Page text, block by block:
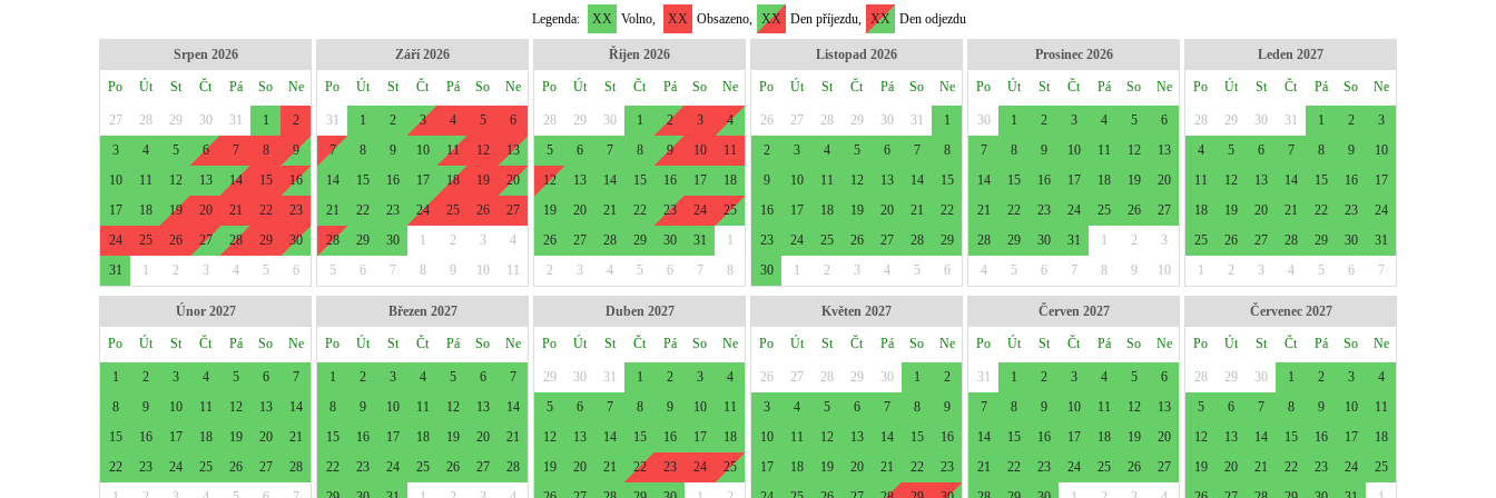
Legenda: XX Volno, XX Obsazeno, XX Den příjezdu, XX Den odjezdu
Srpen 2026
Po Út St Čt Pá So Ne
27 28 29 30 31 1
2
3
4 5 6 7 8
9
10
11 12 13 14 15
16
17
18 19 20 21 22
23
24
25 26 27 28 29
30
31
1 2 3 4 5 6
Září 2026
Po Út St Čt Pá So Ne
31 1 2 3 4 5
6
7
8 9 10 11 12
13
14
15 16 17 18 19
20
21
22 23 24 25 26
27
28
29 30 1 2 3
4
5
6 7 8 9 10 11
Říjen 2026
Po Út St Čt Pá So Ne
28 29 30 1 2 3
4
5
6 7 8 9 10
11
12
13 14 15 16 17
18
19
20 21 22 23 24
25
26
27 28 29 30 31
1
2
3 4 5 6 7 8
Listopad 2026
Po Út St Čt Pá So Ne
26 27 28 29 30 31
1
2
3 4 5 6 7
8
9
10 11 12 13 14
15
16
17 18 19 20 21
22
23
24 25 26 27 28
29
30
1 2 3 4 5 6
Prosinec 2026
Po Út St Čt Pá So Ne
30 1 2 3 4 5
6
7
8 9 10 11 12
13
14
15 16 17 18 19
20
21
22 23 24 25 26
27
28
29 30 31 1 2
3
4
5 6 7 8 9 10
Leden 2027
Po Út St Čt Pá So Ne
28 29 30 31 1 2
3
4
5 6 7 8 9
10
11
12 13 14 15 16
17
18
19 20 21 22 23
24
25
26 27 28 29 30
31
1
2 3 4 5 6 7
Únor 2027
Po Út St Čt Pá So Ne
1 2 3 4 5 6
7
8
9 10 11 12 13
14
15
16 17 18 19 20
21
22
23 24 25 26 27
28
Březen 2027
Po Út St Čt Pá So Ne
1 2 3 4 5 6
7
8
9 10 11 12 13
14
15
16 17 18 19 20
21
22
23 24 25 26 27
28
Duben 2027
Po Út St Čt Pá So Ne
29 30 31 1 2 3
4
5
6 7 8 9 10
11
12
13 14 15 16 17
18
19
20 21 22 23 24
25
Květen 2027
Po Út St Čt Pá So Ne
26 27 28 29 30 1
2
3
4 5 6 7 8
9
10
11 12 13 14 15
16
17
18 19 20 21 22
23
Červen 2027
Po Út St Čt Pá So Ne
31 1 2 3 4 5
6
7
8 9 10 11 12
13
14
15 16 17 18 19
20
21
22 23 24 25 26
27
Červenec 2027
Po Út St Čt Pá So Ne
28 29 30 1 2 3
4
5
6 7 8 9 10
11
12
13 14 15 16 17
18
19
20 21 22 23 24
25